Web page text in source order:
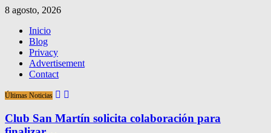
8 agosto, 2026
Inicio
Blog
Privacy
Advertisement
Contact
Últimas Noticias
Club San Martín solicita colaboración para